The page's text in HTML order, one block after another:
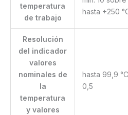
temperatura
de trabajo
hasta +250
Resolución
del indicador
valores
nominales de
la
temperatura
y valores
hasta 99,9
0,5